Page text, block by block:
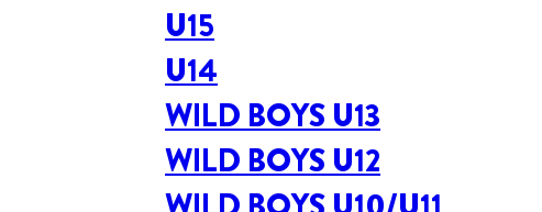
U15
U14
WILD BOYS U13
WILD BOYS U12